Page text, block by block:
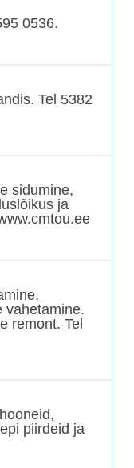
0536.
Tel 5382
sidumine,
ja
vahetamine.
remont. Tel
piirdeid ja